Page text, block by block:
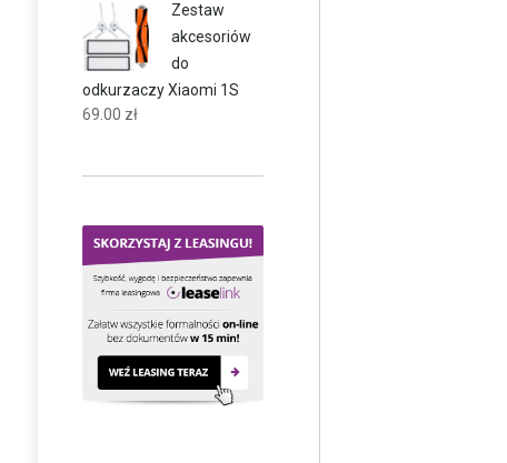
Zestaw
akcesoriów
do
odkurzaczy Xiaomi 1S
69.00 zł